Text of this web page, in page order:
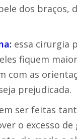
dos braços,
: essa cirurgia
fiquem
com as
prejudicada.
ser feitas
o excesso